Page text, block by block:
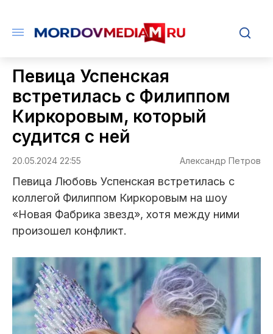
Певица Успенская
встретилась с Филиппом
Киркоровым, который
судится с ней
20.05.2024 22:55 Александр Петров
Певица Любовь Успенская встретилась с
коллегой Филиппом Киркоровым на шоу
«Новая Фабрика звезд», хотя между ними
произошел конфликт.